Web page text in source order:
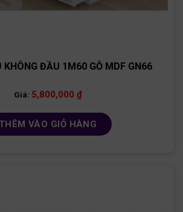
KHÔNG ĐẦU 1M60 GỖ MDF GN66
Giá: 5,800,000 ₫
THÊM VÀO GIỎ HÀNG